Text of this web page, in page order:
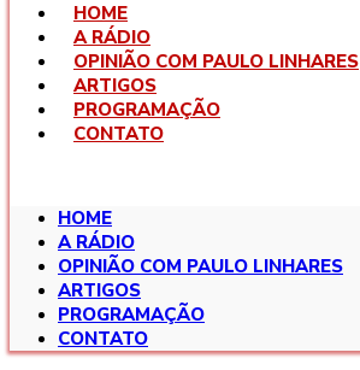
HOME
A RÁDIO
OPINIÃO COM PAULO LINHARES
ARTIGOS
PROGRAMAÇÃO
CONTATO
HOME
A RÁDIO
OPINIÃO COM PAULO LINHARES
ARTIGOS
PROGRAMAÇÃO
CONTATO